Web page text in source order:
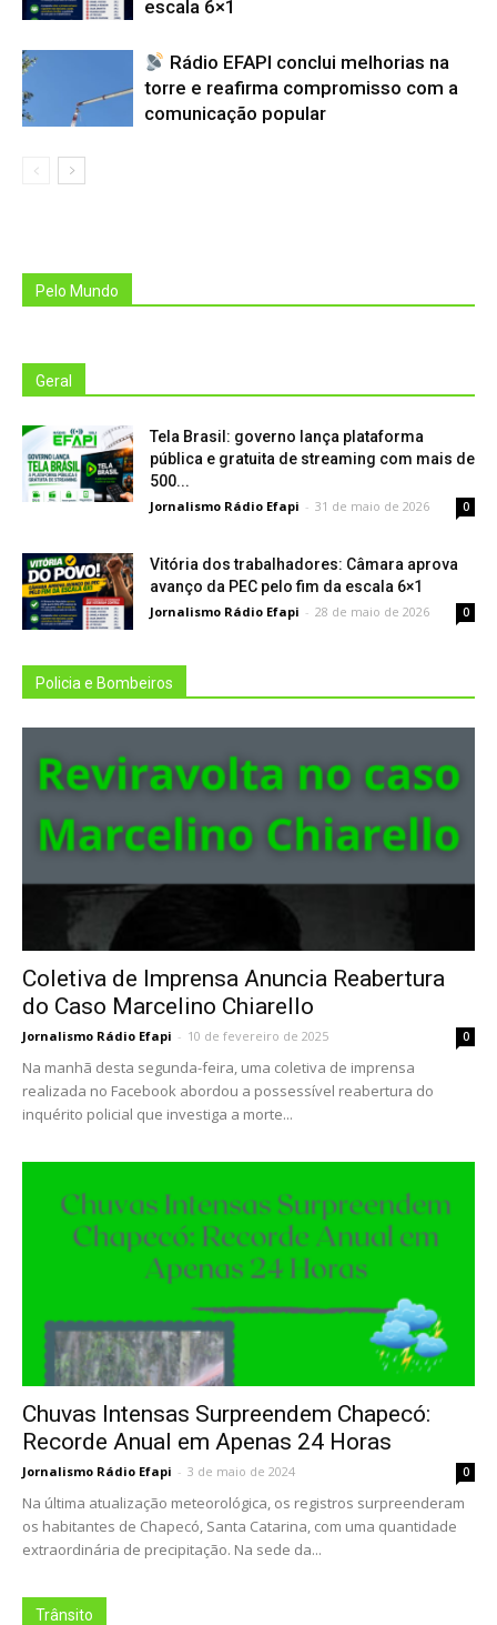
escala 6×1
Rádio EFAPI conclui melhorias na
torre e reafirma compromisso com a
comunicação popular
Pelo Mundo
Geral
Tela Brasil: governo lança plataforma
pública e gratuita de streaming com mais de
500...
Jornalismo Rádio Efapi - 31 de maio de 2026 0
Vitória dos trabalhadores: Câmara aprova
avanço da PEC pelo fim da escala 6×1
Jornalismo Rádio Efapi - 28 de maio de 2026 0
Policia e Bombeiros
Coletiva de Imprensa Anuncia Reabertura
do Caso Marcelino Chiarello
Jornalismo Rádio Efapi - 10 de fevereiro de 2025 0
Na manhã desta segunda-feira, uma coletiva de imprensa
realizada no Facebook abordou a possessível reabertura do
inquérito policial que investiga a morte...
Chuvas Intensas Surpreendem Chapecó:
Recorde Anual em Apenas 24 Horas
Jornalismo Rádio Efapi - 3 de maio de 2024 0
Na última atualização meteorológica, os registros surpreenderam
os habitantes de Chapecó, Santa Catarina, com uma quantidade
extraordinária de precipitação. Na sede da...
Trânsito